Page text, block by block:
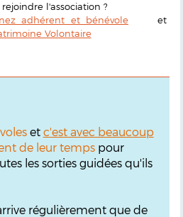
l'association ?
adhérent et bénévole et
Volontaire
et c'est avec beaucoup
de leur tempspour
les sorties guidées qu'ils
régulièrement que de